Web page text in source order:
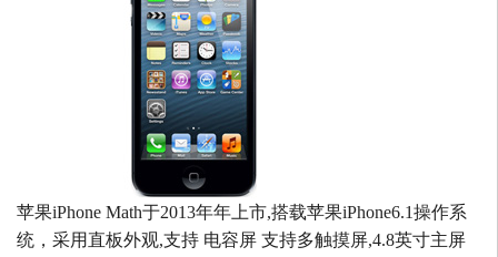
苹果iPhone Math于2013年年上市,搭载苹果iPhone6.1操作系
统，采用直板外观,支持 电容屏 支持多触摸屏,4.8英寸主屏